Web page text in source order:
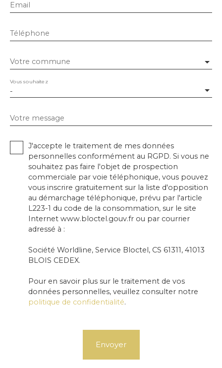
Email
Téléphone
Votre commune
-
Vous souhaitez
Votre message
J'accepte le traitement de mes données
personnelles conformément au RGPD. Si vous ne
souhaitez pas faire l'objet de prospection
commerciale par voie téléphonique, vous pouvez
vous inscrire gratuitement sur la liste d'opposition
au démarchage téléphonique, prévu par l'article
L223-1 du code de la consommation, sur le site
Internet www.bloctel.gouv.fr ou par courrier
adressé à :
Société Worldline, Service Bloctel, CS 61311, 41013
BLOIS CEDEX.
Pour en savoir plus sur le traitement de vos
données personnelles, veuillez consulter notre
politique de confidentialité.
Envoyer